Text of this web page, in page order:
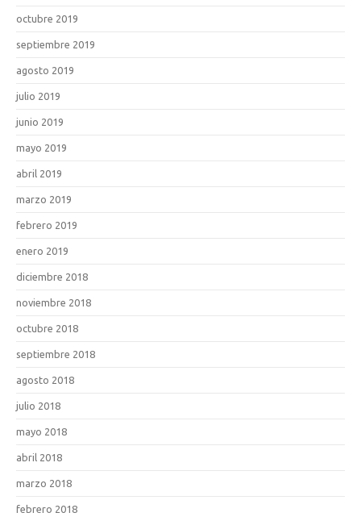
octubre 2019
septiembre 2019
agosto 2019
julio 2019
junio 2019
mayo 2019
abril 2019
marzo 2019
febrero 2019
enero 2019
diciembre 2018
noviembre 2018
octubre 2018
septiembre 2018
agosto 2018
julio 2018
mayo 2018
abril 2018
marzo 2018
febrero 2018